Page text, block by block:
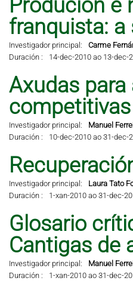
Produción e
franquista:
Investigador principal:
Carme
Duración :
14-dec-2010 ao 13-dec-
Axudas
Investigador principal:
Manuel
Duración :
10-dec-2010 ao 31-dec-
Investigador principal:
Laura Tato
Duración :
1-xan-2010 ao 31-dec-
Glosario
Cantigas de
Investigador principal:
Manuel
Duración :
1-xan-2010 ao 31-dec-